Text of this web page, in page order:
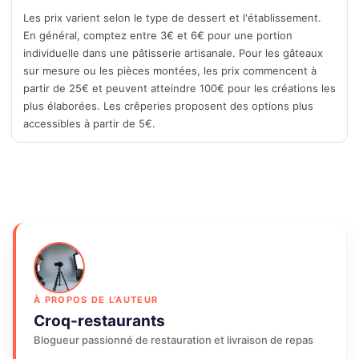
Les prix varient selon le type de dessert et l'établissement.
En général, comptez entre 3€ et 6€ pour une portion
individuelle dans une pâtisserie artisanale. Pour les gâteaux
sur mesure ou les pièces montées, les prix commencent à
partir de 25€ et peuvent atteindre 100€ pour les créations les
plus élaborées. Les crêperies proposent des options plus
accessibles à partir de 5€.
À PROPOS DE L'AUTEUR
Croq-restaurants
Blogueur passionné de restauration et livraison de repas